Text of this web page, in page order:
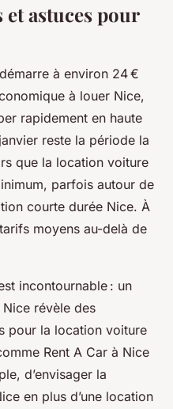
astuces pour
démarre à environ 24 €
à louer Nice,
rapidement en haute
reste la période la
que la location voiture
parfois autour de
courte durée Nice. À
moyens au-delà de
incontournable : un
révèle des
pour la location voiture
Rent A Car à Nice
d’envisager la
en plus d’une location